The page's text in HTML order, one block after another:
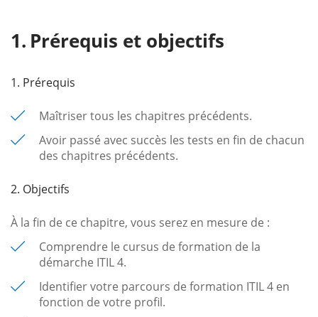
Prérequis et objectifs
1. Prérequis
Maîtriser tous les chapitres précédents.
Avoir passé avec succès les tests en fin de chacun
des chapitres précédents.
2. Objectifs
À la fin de ce chapitre, vous serez en mesure de :
Comprendre le cursus de formation de la
démarche ITIL 4.
Identifier votre parcours de formation ITIL 4 en
fonction de votre profil.